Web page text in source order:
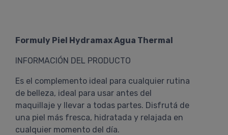
Formuly Piel Hydramax Agua Thermal
INFORMACIÓN DEL PRODUCTO
Es el complemento ideal para cualquier rutina
de belleza, ideal para usar antes del
maquillaje y llevar a todas partes. Disfrutá de
una piel más fresca, hidratada y relajada en
cualquier momento del día.